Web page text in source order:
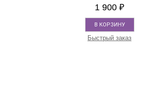
1 900 ₽
В КОРЗИНУ
Быстрый заказ